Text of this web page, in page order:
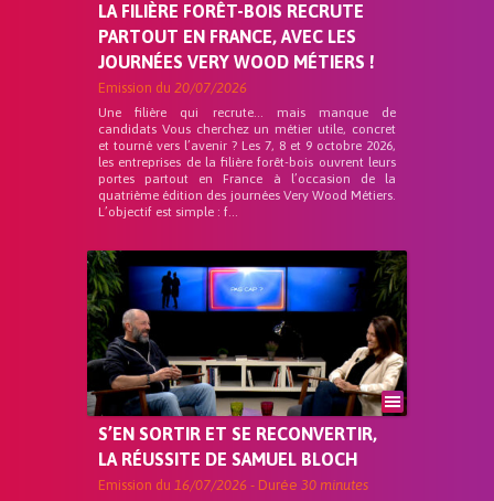
LA FILIÈRE FORÊT-BOIS RECRUTE
PARTOUT EN FRANCE, AVEC LES
JOURNÉES VERY WOOD MÉTIERS !
Emission du 20/07/2026
Une filière qui recrute… mais manque de
candidats Vous cherchez un métier utile, concret
et tourné vers l’avenir ? Les 7, 8 et 9 octobre 2026,
les entreprises de la filière forêt-bois ouvrent leurs
portes partout en France à l’occasion de la
quatrième édition des journées Very Wood Métiers.
L’objectif est simple : f...
S’EN SORTIR ET SE RECONVERTIR,
LA RÉUSSITE DE SAMUEL BLOCH
Emission du 16/07/2026 - Durée 30 minutes